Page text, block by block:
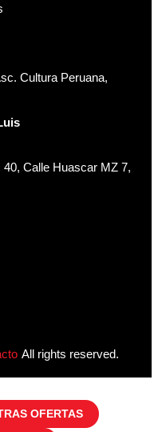
Cultura Peruana,
Calle Huascar MZ 7,
All rights reserved.
OFERTAS